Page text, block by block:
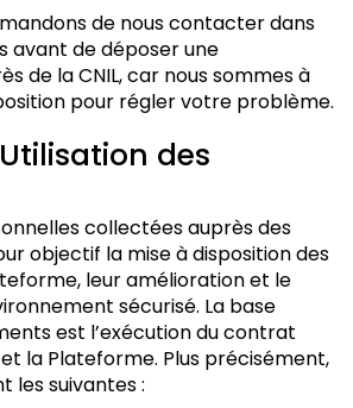
de nous contacter dans
avant de déposer une
de la CNIL, car nous sommes à
pour régler votre problème.
des
collectées auprès des
objectif la mise à disposition des
leur amélioration et le
sécurisé. La base
est l’exécution du contrat
la Plateforme. Plus précisément,
les suivantes :